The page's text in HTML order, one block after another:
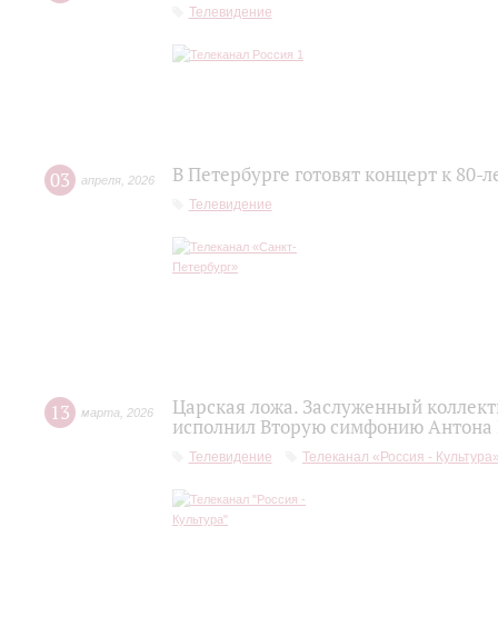
Телевидение
03 апреля 2026 В Петербурге готовят концерт к
Телевидение
13 марта 2026
Царская ложа. Заслуженный
исполнил Вторую симфонию Антона
Телевидение Телеканал «Россия -